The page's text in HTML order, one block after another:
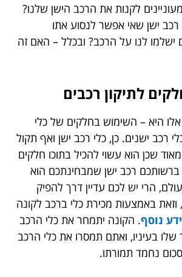
לקנות את הרכב הישן שלנו?
ישן שאי אפשר לנסוע אתו
לנו על הרכב? ובכלל – האם זה
לתיקון רכבים
היא – השימוש בחלקים של כלי
רכב ישנים. כן, כלי רכב ישן ואף תקול
שכן הוא עשוי להכיל בתוכו חלקים
ברשותכם רכב ישן שמבחינתכם הוא
הרי יש לכם עדיין דרך להפיק
באמצעות מכירת כלי ברכב לקונה
נוסף. הקונה יתמחר את כלי הרכב
בעיניו, ואתם תמסרו את כלי הרכב
נחמד תמורתו.